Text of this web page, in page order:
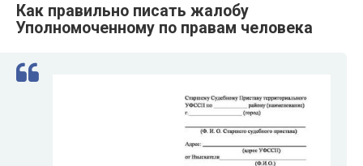
Как правильно писать жалобу
Уполномоченному по правам человека